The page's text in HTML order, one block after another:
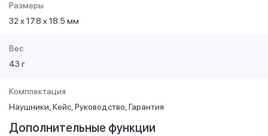
Размеры
32 х 17.8 х 18.5 мм
Вес
43 г
Комплектация
Наушники, Кейс, Руководство, Гарантия
Дополнительные функции